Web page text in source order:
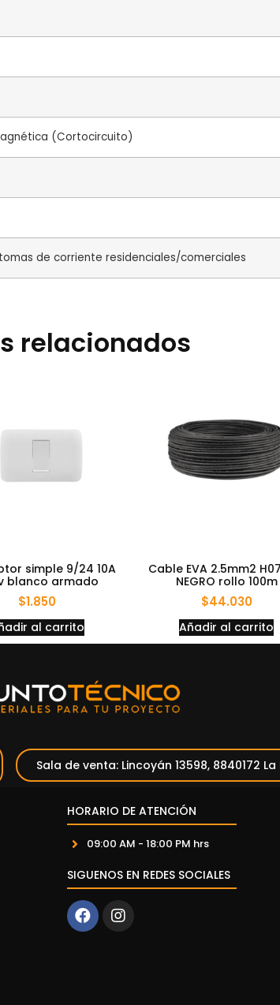
(Cortocircuito)
de corriente residenciales/comerciales
relacionados
simple 9/24 10A
blanco armado
$1.850
al carrito
Cable EVA 2.5mm2
NEGRO rollo 100m
$44.030
Añadir al carrito
Sala de venta: Lincoyán 13598, 8840172
HORARIO DE ATENCIÓN
09:00 AM - 18:00 PM hrs
SIGUENOS EN REDES SOCIALES